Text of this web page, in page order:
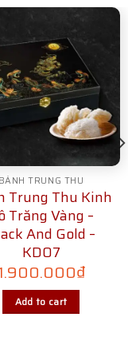
BÁNH TRUNG THU
Trung Thu Kinh
Trăng Vàng –
And Gold –
KD07
₫
Add to cart